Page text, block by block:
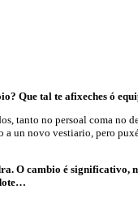
Que tal te afixeches ó
tanto no persoal coma no
a un novo vestiario, pero
O cambio é significativo,